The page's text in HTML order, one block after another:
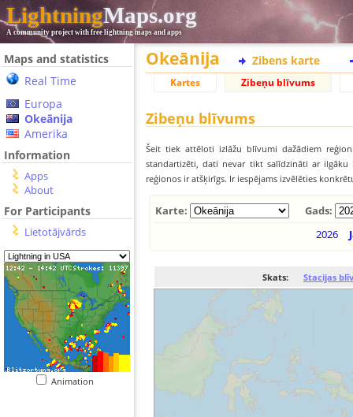
LightningMaps.org
A community project with free lightning maps and apps
Maps and statistics
Real Time
Europa
Okeānija
Amerika
Information
Apps
About
For Participants
Lietotājvārds
Animation
Okeānija Zibens karte
Kartes Zibeņu blīvums
Zibeņu blīvums
Šeit tiek attēloti izlāžu blīvumi dažādiem
standartizēti, dati nevar tikt salīdzināti ar ilgāku
reģionos ir atšķirīgs. Ir iespējams izvēlēties
Karte:
Gads:
2026
Skats: Stacijas